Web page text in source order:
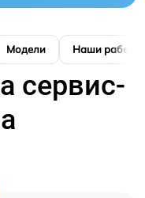
Модели Наши работы
сервис-